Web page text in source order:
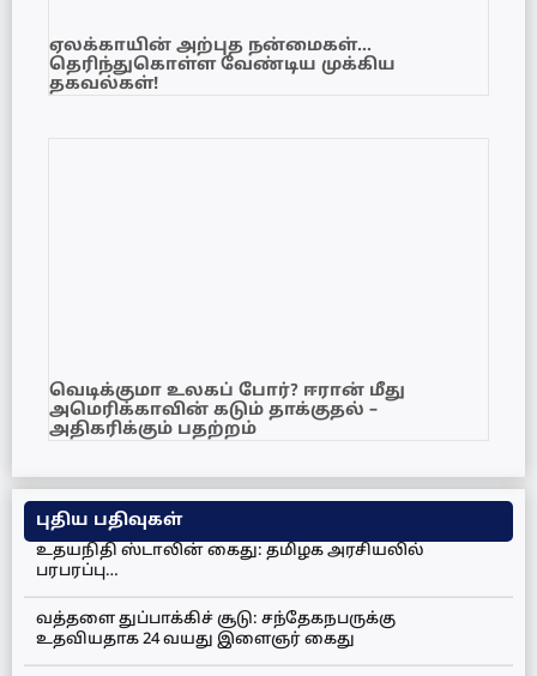
ஏலக்காயின் அற்புத நன்மைகள்…
தெரிந்துகொள்ள வேண்டிய முக்கிய
தகவல்கள்!
வெடிக்குமா உலகப் போர்? ஈரான் மீது
அமெரிக்காவின் கடும் தாக்குதல் –
அதிகரிக்கும் பதற்றம்
புதிய பதிவுகள்
உதயநிதி ஸ்டாலின் கைது: தமிழக அரசியலில்
பரபரப்பு…
வத்தளை துப்பாக்கிச் சூடு: சந்தேகநபருக்கு
உதவியதாக 24 வயது இளைஞர் கைது